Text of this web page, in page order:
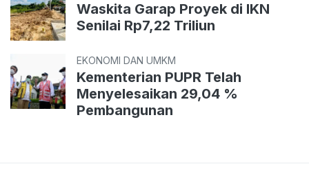
Waskita Garap Proyek di IKN
Senilai Rp7,22 Triliun
EKONOMI DAN UMKM
Kementerian PUPR Telah
Menyelesaikan 29,04 %
Pembangunan